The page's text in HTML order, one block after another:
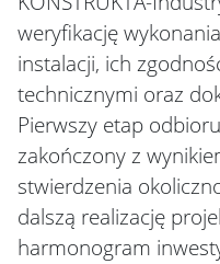
weryfikację
instalacji, ich
technicznymi oraz
Pierwszy etap
zakończony z
stwierdzenia
dalszą realizację
harmonogram